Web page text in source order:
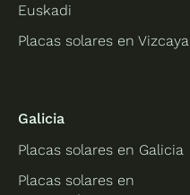
Euskadi
Placas solares en Vizcaya
Galicia
Placas solares en Galicia
Placas solares en